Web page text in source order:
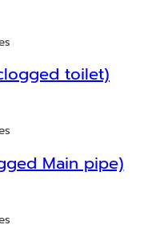
toilet)
Main pipe)